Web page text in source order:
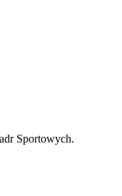
Sportowych.